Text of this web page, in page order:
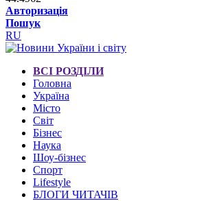
Авторизація
Пошук
RU
ВСІ РОЗДІЛИ
Головна
Україна
Місто
Світ
Бізнес
Наука
Шоу-бізнес
Спорт
Lifestyle
БЛОГИ ЧИТАЧІВ